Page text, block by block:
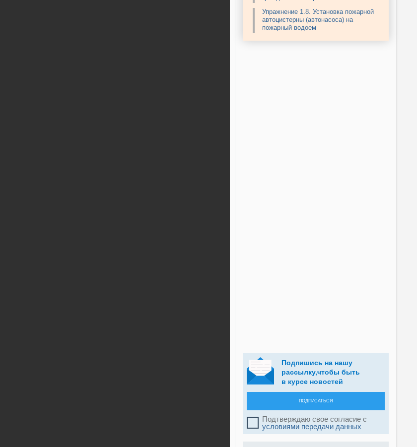
Упражнение 1.8. Установка пожарной
автоцистерны (автонасоса) на
пожарный водоем
Подпишись на нашу
рассылку,чтобы быть
в курсе новостей
ПОДПИСАТЬСЯ
Подтверждаю свое согласие с
условиями передачи данных